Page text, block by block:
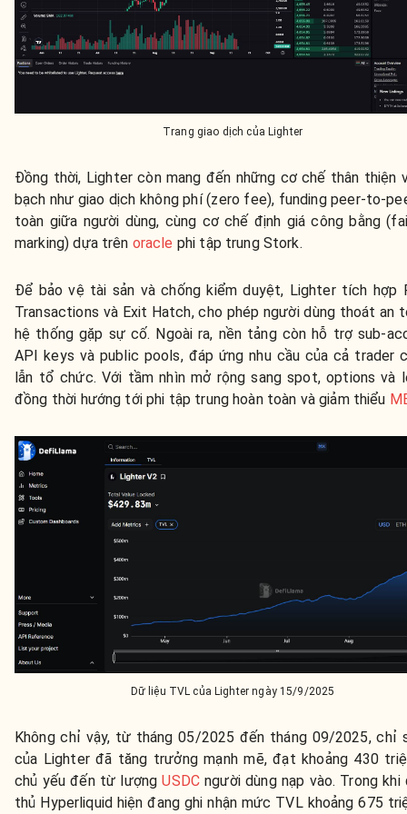
Trang giao dịch của Lighter
Đồng thời, Lighter còn mang đến những cơ chế thân thiện
bạch như giao dịch không phí (zero fee), funding peer-to-
toàn giữa người dùng, cùng cơ chế định giá công bằng
marking) dựa trên oracle phi tập trung Stork.
Để bảo vệ tài sản và chống kiểm duyệt, Lighter tích hợp
Transactions và Exit Hatch, cho phép người dùng thoát an
hệ thống gặp sự cố. Ngoài ra, nền tảng còn hỗ trợ sub-
API keys và public pools, đáp ứng nhu cầu của cả trader
lẫn tổ chức. Với tầm nhìn mở rộng sang spot, options và
đồng thời hướng tới phi tập trung hoàn toàn và giảm thiểu
Dữ liệu TVL của Lighter ngày 15/9/2025
Không chỉ vậy, từ tháng 05/2025 đến tháng 09/2025, chỉ
của Lighter đã tăng trưởng mạnh mẽ, đạt khoảng 430
chủ yếu đến từ lượngUSDCngười dùng nạp vào. Trong khi
thủ Hyperliquid hiện đang ghi nhận mức TVL khoảng 675